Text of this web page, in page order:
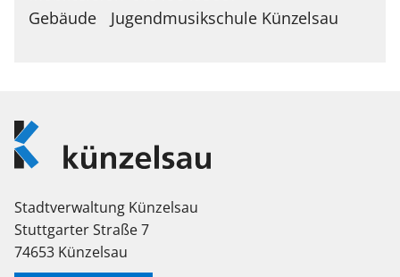
Jugendmusikschule Künzelsau
Logo
Künzelsau
Stadtverwaltung Künzelsau
Stuttgarter Straße 7
74653 Künzelsau